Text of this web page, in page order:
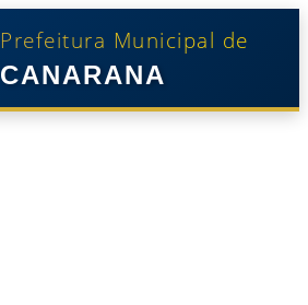
Prefeitura Municipal de
CANARANA